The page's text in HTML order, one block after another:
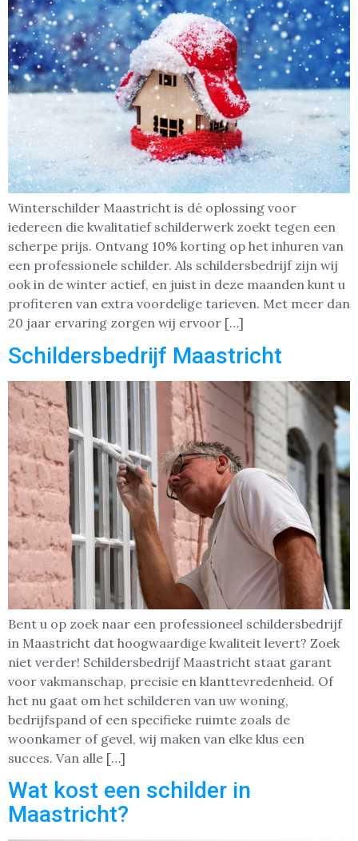
Winterschilder Maastricht is dé oplossing voor
iedereen die kwalitatief schilderwerk zoekt tegen een
scherpe prijs. Ontvang 10% korting op het inhuren van
een professionele schilder. Als schildersbedrijf zijn wij
ook in de winter actief, en juist in deze maanden kunt u
profiteren van extra voordelige tarieven. Met meer dan
20 jaar ervaring zorgen wij ervoor […]
Schildersbedrijf Maastricht
Bent u op zoek naar een professioneel schildersbedrijf
in Maastricht dat hoogwaardige kwaliteit levert? Zoek
niet verder! Schildersbedrijf Maastricht staat garant
voor vakmanschap, precisie en klanttevredenheid. Of
het nu gaat om het schilderen van uw woning,
bedrijfspand of een specifieke ruimte zoals de
woonkamer of gevel, wij maken van elke klus een
succes. Van alle […]
Wat kost een schilder in
Maastricht?